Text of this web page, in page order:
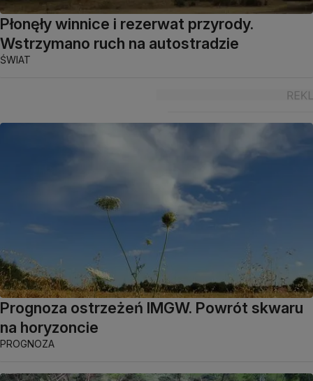
Płonęły winnice i rezerwat przyrody.
Wstrzymano ruch na autostradzie
ŚWIAT
Prognoza ostrzeżeń IMGW. Powrót skwaru
na horyzoncie
PROGNOZA